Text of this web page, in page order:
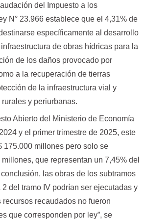
del Impuesto a los
N° 23.966 establece que el 4,31% de
específicamente al desarrollo
de obras hídricas para la
de los daños provocado por
a la recuperación de tierras
de la infraestructura vial y
y periurbanas.
Abierto del Ministerio de Economía
y el primer trimestre de 2025, este
175.000 millones pero solo se
que representan un 7,45% del
las obras de los subtramos
del tramo IV podrían ser ejecutadas y
recaudados no fueron
que corresponden por ley”, se